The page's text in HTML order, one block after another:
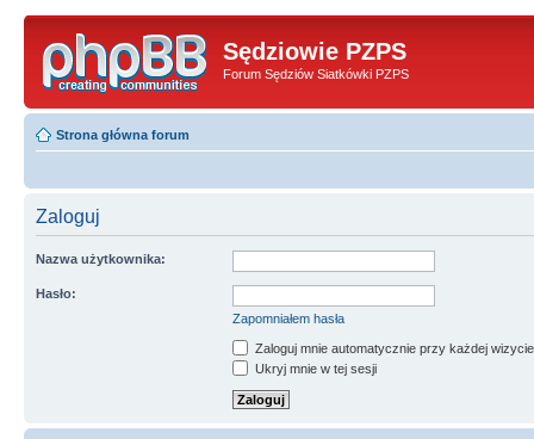
Sędziowie PZPS
Forum Sędziów Siatkówki PZPS
Strona główna forum
Zaloguj
Nazwa użytkownika:
Hasło:
Zapomniałem hasła
Zaloguj mnie automatycznie przy każdej wizycie
Ukryj mnie w tej sesji